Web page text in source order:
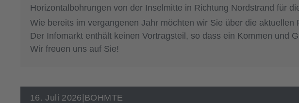
Horizontalbohrungen von der Inselmitte in Richtung Nordstrand für
Wie bereits im vergangenen Jahr möchten wir Sie über die
Der Infomarkt enthält keinen Vortragsteil, so dass ein Kommen und
Wir freuen uns auf Sie!
16. Juli 2026 BOHMTE